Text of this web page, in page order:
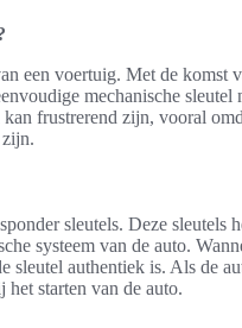
een voertuig. Met de komst
mechanische sleutel
frustrerend zijn, vooral
sleutels. Deze sleutels
systeem van de auto.
sleutel authentiek is. Als de
starten van de auto.